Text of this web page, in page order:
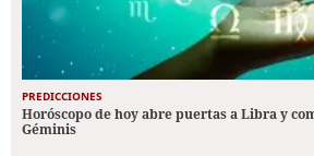
PREDICCIONES
Horóscopo de hoy abre puertas a Libra y
Géminis